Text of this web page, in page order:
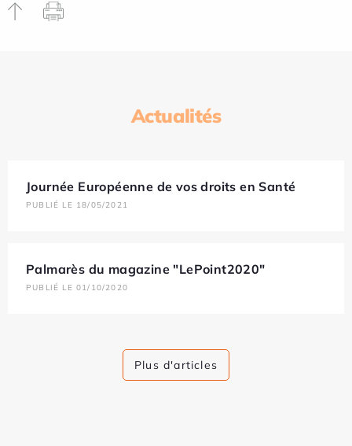
Actualités
Journée Européenne de vos droits en Santé
PUBLIÉ LE 18/05/2021
Palmarès du magazine "LePoint2020"
PUBLIÉ LE 01/10/2020
Plus d'articles